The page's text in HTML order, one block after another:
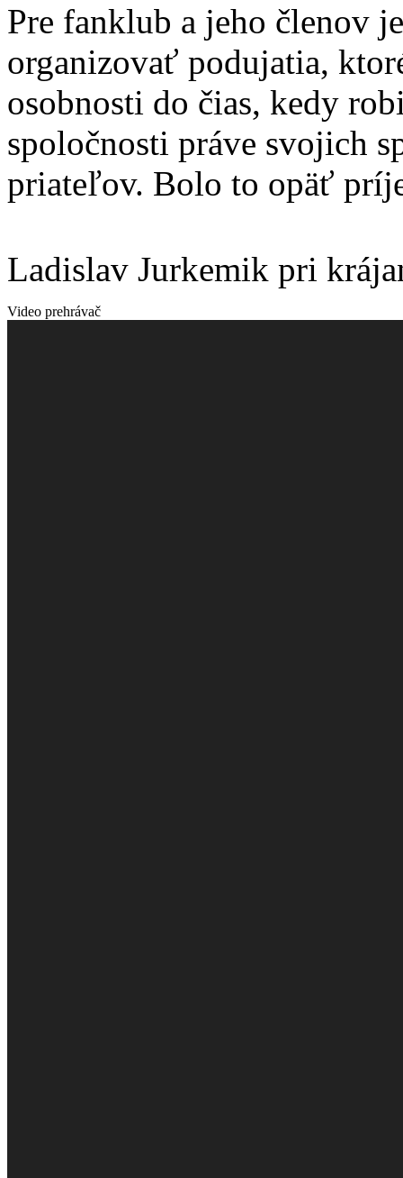
Pre fanklub a jeho členov
organizovať podujatia,
osobnosti do čias, kedy
spoločnosti práve svojich
priateľov. Bolo to opäť
Ladislav Jurkemik pri
Video prehrávač